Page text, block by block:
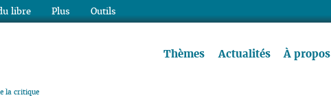
Thèmes Actualités À propos
la critique
libre Plus Outils